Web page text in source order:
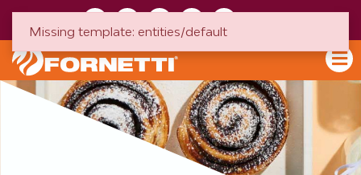
Missing template: entities/default